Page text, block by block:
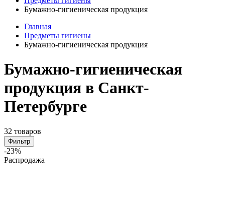
Бумажно-гигиеническая продукция
Главная
Предметы гигиены
Бумажно-гигиеническая продукция
Бумажно-гигиеническая
продукция в Санкт-
Петербурге
32 товаров
Фильтр
-23%
Распродажа